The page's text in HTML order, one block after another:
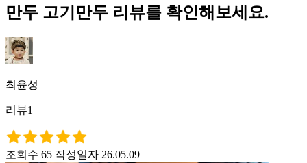
만두 고기만두 리뷰를 확인해보세요.
최윤성
리뷰1
조회수 65 작성일자 26.05.09